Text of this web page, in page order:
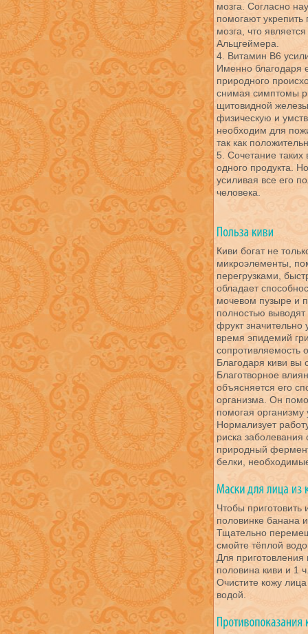
мозга. Согласно
помогают укрепить
мозга, что
Альцгеймера.
4. Витамин В6
Именно благодаря
природного
снимая симптомы
щитовидной
физическую и
необходим для
так как
5. Сочетание
одного продукта.
усиливая все его
человека.
Киви богат не
микроэлементы,
перегрузками,
обладает
мочевом пузыре и
полностью выводят
фрукт значительно
время эпидемий
сопротивляемость
Благодаря киви вы
Благотворное
объясняется его
организма. Он
помогая
Нормализует
риска
природный
белки,
Чтобы приготовить
половинке банана
Тщательно
смойте тёплой
Для
половина киви и 1
Очистите кожу
водой.